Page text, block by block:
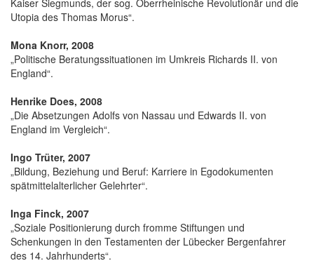
Utopia des Thomas Morus“.
Mona Knorr, 2008
„Politische Beratungssituationen im Umkreis Richards II. von
England“.
Henrike Does, 2008
„Die Absetzungen Adolfs von Nassau und Edwards II. von
England im Vergleich“.
Ingo Trüter, 2007
„Bildung, Beziehung und Beruf: Karriere in Egodokumenten
spätmittelalterlicher Gelehrter“.
Inga Finck, 2007
„Soziale Positionierung durch fromme Stiftungen und
Schenkungen in den Testamenten der Lübecker Bergenfahrer
des 14. Jahrhunderts“.